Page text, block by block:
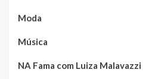
Moda
Música
NA Fama com Luiza Malavazzi